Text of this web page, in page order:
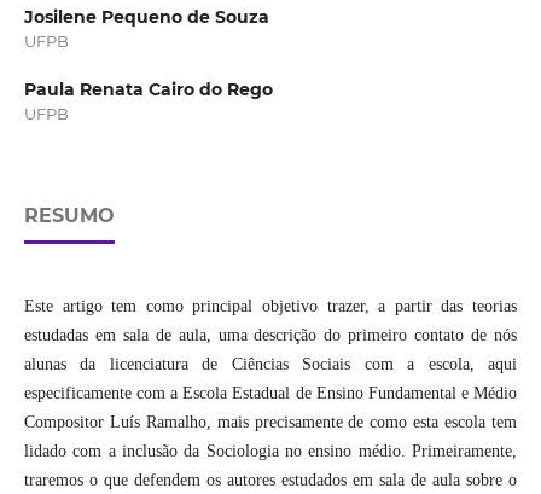
Josilene Pequeno de Souza
UFPB
Paula Renata Cairo do Rego
UFPB
RESUMO
Este artigo tem como principal objetivo trazer, a partir das teorias
estudadas em sala de aula, uma descrição do primeiro contato de nós
alunas da licenciatura de Ciências Sociais com a escola, aqui
especificamente com a Escola Estadual de Ensino Fundamental e Médio
Compositor Luís Ramalho, mais precisamente de como esta escola tem
lidado com a inclusão da Sociologia no ensino médio. Primeiramente,
traremos o que defendem os autores estudados em sala de aula sobre o